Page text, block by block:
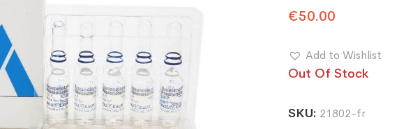
€50.00
Add to Wishlist
Out Of Stock
SKU: 21802-fr